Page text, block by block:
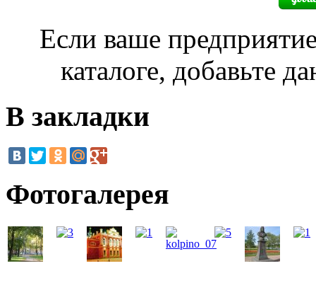
Если ваше
каталоге, добавьте
В закладки
Фотогалерея